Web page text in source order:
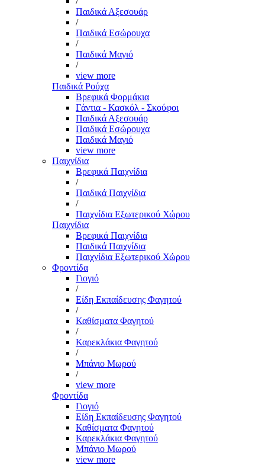
Παιδικά Αξεσουάρ
/
Παιδικά Εσώρουχα
/
Παιδικά Μαγιό
/
view more
Παιδικά Ρούχα
Βρεφικά Φορμάκια
Γάντια - Κασκόλ - Σκούφοι
Παιδικά Αξεσουάρ
Παιδικά Εσώρουχα
Παιδικά Μαγιό
view more
Παιχνίδια
Βρεφικά Παιχνίδια
/
Παιδικά Παιχνίδια
/
Παιχνίδια Εξωτερικού Χώρου
Παιχνίδια
Βρεφικά Παιχνίδια
Παιδικά Παιχνίδια
Παιχνίδια Εξωτερικού Χώρου
Φροντίδα
Γιογιό
/
Είδη Εκπαίδευσης Φαγητού
/
Καθίσματα Φαγητού
/
Καρεκλάκια Φαγητού
/
Μπάνιο Μωρού
/
view more
Φροντίδα
Γιογιό
Είδη Εκπαίδευσης Φαγητού
Καθίσματα Φαγητού
Καρεκλάκια Φαγητού
Μπάνιο Μωρού
view more